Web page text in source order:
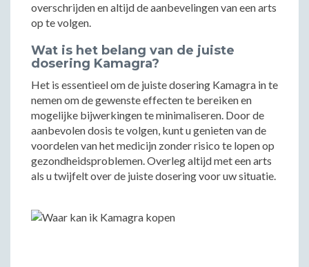
overschrijden en altijd de aanbevelingen van een arts
op te volgen.
Wat is het belang van de juiste
dosering Kamagra?
Het is essentieel om de juiste dosering Kamagra in te
nemen om de gewenste effecten te bereiken en
mogelijke bijwerkingen te minimaliseren. Door de
aanbevolen dosis te volgen, kunt u genieten van de
voordelen van het medicijn zonder risico te lopen op
gezondheidsproblemen. Overleg altijd met een arts
als u twijfelt over de juiste dosering voor uw situatie.